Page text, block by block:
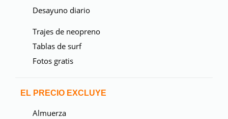
Desayuno diario
Trajes de neopreno
Tablas de surf
Fotos gratis
EL PRECIO EXCLUYE
Almuerza